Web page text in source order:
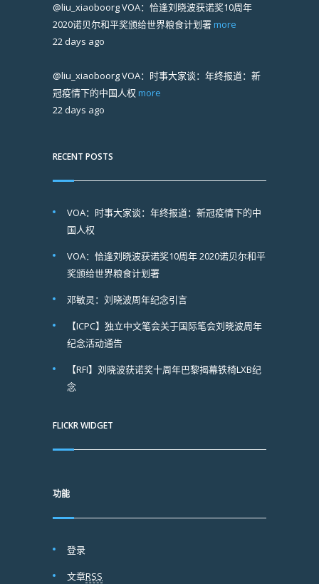
@liu_xiaoboorgVOA：恰逢刘晓波获诺奖10周年
2020诺贝尔和平奖颁给世界粮食计划署 more
22 days ago
@liu_xiaoboorgVOA：时事大家谈：年终报道：新
冠疫情下的中国人权 more
22 days ago
RECENT POSTS
VOA：时事大家谈：年终报道：新冠疫情下的中
国人权
VOA：恰逢刘晓波获诺奖10周年 2020诺贝尔和平
奖颁给世界粮食计划署
邓敏灵：刘晓波周年纪念引言
【ICPC】独立中文笔会关于国际笔会刘晓波周年
纪念活动通告
【RFI】刘晓波获诺奖十周年巴黎揭幕铁椅LXB纪
念
FLICKR WIDGET
功能
登录
文章RSS